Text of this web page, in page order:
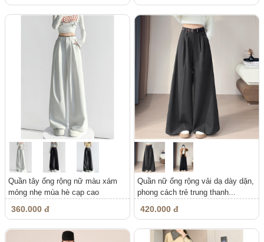
Quần tây ống rộng nữ màu xám
mỏng nhẹ mùa hè cạp cao
360.000 đ
Quần nữ ống rộng vải dạ dày dặn,
phong cách trẻ trung thanh...
420.000 đ